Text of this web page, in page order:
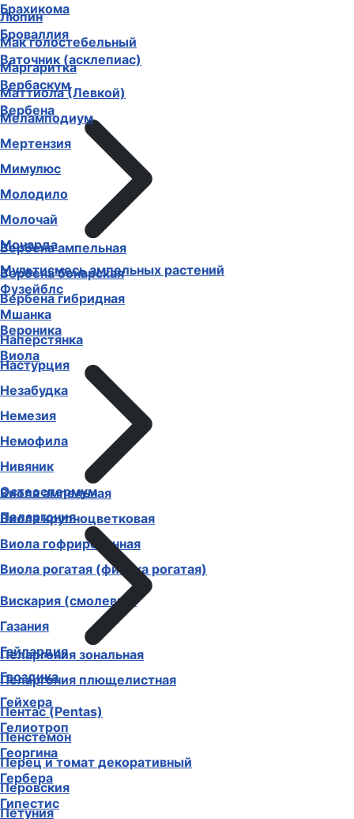
Брахикома
Броваллия
Ваточник (асклепиас)
Вербаскум
Вербена
Вербена ампельная
Вербена бонарская
Вербена гибридная
Вероника
Виола
Виола ампельная
Виола крупноцветковая
Виола гофрированная
Виола рогатая (фиалка рогатая)
Вискария (смолевка)
Газания
Гайлардия
Гвоздика
Гейхера
Гелиотроп
Георгина
Гербера
Гипестис
Люпин
Мак голостебельный
Маргаритка
Маттиола (Левкой)
Меламподиум
Мертензия
Мимулюс
Молодило
Молочай
Монарда
Мультисмесь ампельных растений
Фузейблс
Мшанка
Наперстянка
Настурция
Незабудка
Немезия
Немофила
Нивяник
Остеоспермум
Пеларгония
Пеларгония зональная
Пеларгония плющелистная
Пентас (Pentas)
Пенстемон
Перец и томат декоративный
Перовския
Петуния